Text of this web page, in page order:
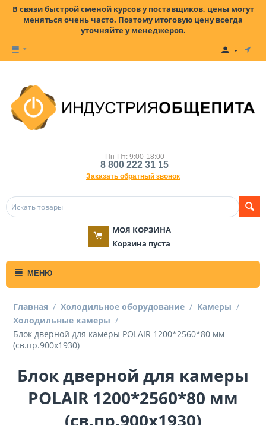
В связи быстрой сменой курсов у поставщиков, цены могут
меняться очень часто. Поэтому итоговую цену всегда
уточняйте у менеджеров.
Пн-Пт: 9:00-18:00
8 800 222 31 15
Заказать обратный звонок
МОЯ КОРЗИНА
Корзина пуста
МЕНЮ
Главная / Холодильное оборудование / Камеры /
Холодильные камеры /
Блок дверной для камеры POLAIR 1200*2560*80 мм
(св.пр.900х1930)
Блок дверной для камеры
POLAIR 1200*2560*80 мм
(св.пр.900х1930)